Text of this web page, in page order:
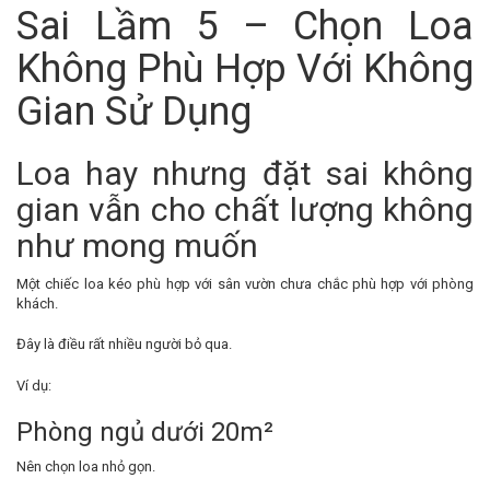
Sai Lầm 5 – Chọn Loa
Không Phù Hợp Với Không
Gian Sử Dụng
Loa hay nhưng đặt sai không
gian vẫn cho chất lượng không
như mong muốn
Một chiếc loa kéo phù hợp với sân vườn chưa chắc phù hợp với phòng
khách.
Đây là điều rất nhiều người bỏ qua.
Ví dụ:
Phòng ngủ dưới 20m²
Nên chọn loa nhỏ gọn.